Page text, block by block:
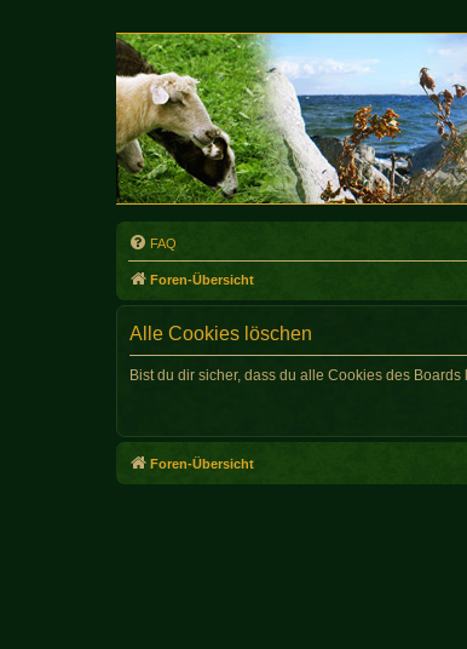
FAQ
Foren-Übersicht
Alle Cookies löschen
Bist du dir sicher, dass du alle Cookies des
Foren-Übersicht